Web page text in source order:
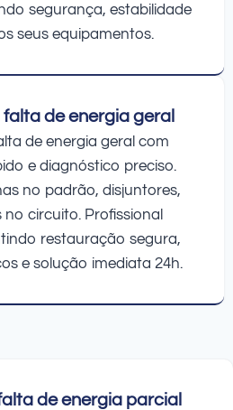
segurança, estabilidade
seus equipamentos.
de energia geral
de energia geral com
e diagnóstico preciso.
no padrão, disjuntores,
circuito. Profissional
restauração segura,
e solução imediata 24h.
de energia parcial